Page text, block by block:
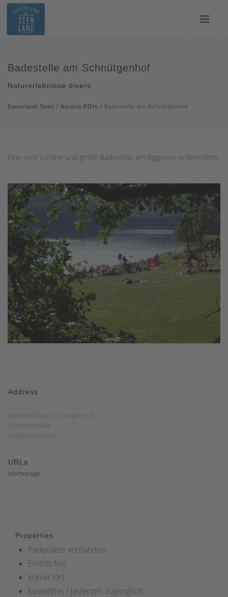
Badestelle am Schnütgenhof
Naturerlebnisse divers
Sauerland-Seen / Neusta POIs / Badestelle am Schnütgenhof
Eine sehr schöne und große Badestelle am Biggesee in Attendorn
Address
Badestelle am Schnütgenhof
Listertalstraße
57439 Attendorn
URLs
Homepage
Properties:
Parkplätze vorhanden
Eintritt frei
kühler Ort
kostenfrei / jederzeit zugänglich